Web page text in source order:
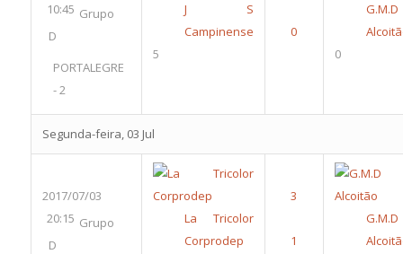
10:45 Grupo
D
PORTALEGRE
- 2
J S
Campinense
5
0
Segunda-feira, 03 Jul
2017/07/03
20:15 Grupo
D
La Tricolor
Corprodep